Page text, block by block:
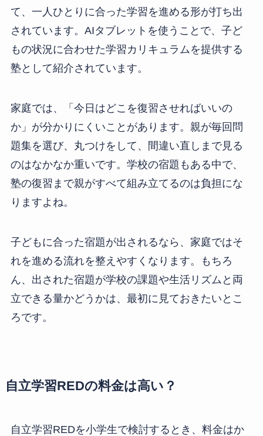
て、一人ひとりに合った学習を進める形が打ち出
されています。AIタブレットを使うことで、子ど
もの状況に合わせた学習カリキュラムを提供する
塾として紹介されています。
家庭では、「今日はどこを復習させればいいの
か」が分かりにくいことがあります。親が毎回問
題集を選び、丸つけをして、間違い直しまで見る
のはなかなか重いです。学校の宿題もある中で、
塾の復習まで親がすべて組み立てるのは負担にな
りますよね。
子どもに合った宿題が出されるなら、家庭ではそ
れを進める流れを整えやすくなります。もちろ
ん、出された宿題が学校の課題や生活リズムと両
立できる量かどうかは、最初に見ておきたいとこ
ろです。
自立学習REDの料金は高い？
自立学習REDを小学生で検討するとき、料金はか